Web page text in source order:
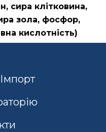
сира клітковина,
зола, фосфор,
кислотність)